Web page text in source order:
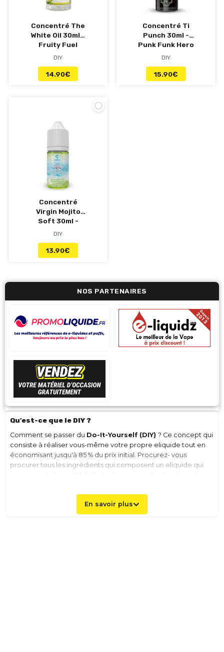
Concentré The
White Oil 30ml -
Fruity Fuel
DIY
14.90€
Concentré Ti
Punch 30ml -
Punk Funk Hero
DIY
15.90€
Concentré
Virgin Mojito
Soft 30ml -
Granita
DIY
13.90€
NOS PARTENAIRES
Qu'est-ce que le DIY ?
Comment se passer du Do-It-Yourself (DIY) ? Ce concept qui
consiste à réaliser vous-même votre propre eliquide tout en
économisant jusqu'à 85 % du prix initial. Procurez- vous
procurer tous les ingrédients qui composent un eliquide qui
afin de personnaliser votre eliquide dans son intégralité ! Le
DIY séduit de nombreux vapoteurs grâce aux
qu'ils peuvent réaliser et à la personnalisation infinie de leur
En savoir plus